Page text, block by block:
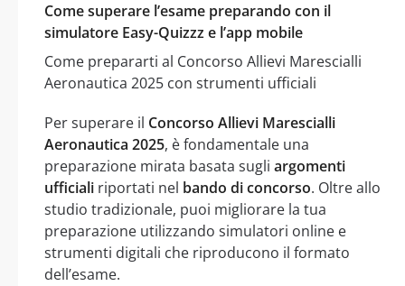
Come superare l’esame preparando con il
simulatore Easy-Quizzz e l’app mobile
Come prepararti al Concorso Allievi Marescialli
Aeronautica 2025 con strumenti ufficiali
Per superare il Concorso Allievi Marescialli
Aeronautica 2025, è fondamentale una
preparazione mirata basata sugli argomenti
ufficiali riportati nel bando di concorso. Oltre allo
studio tradizionale, puoi migliorare la tua
preparazione utilizzando simulatori online e
strumenti digitali che riproducono il formato
dell’esame.